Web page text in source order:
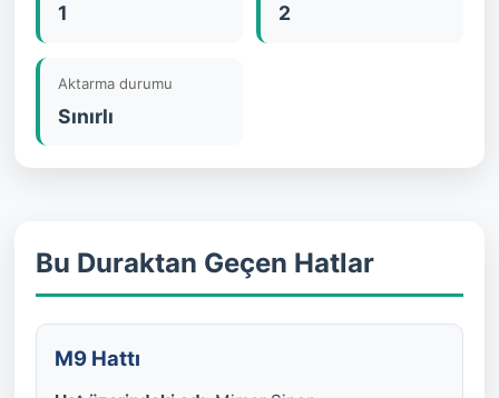
1 2
Aktarma durumu
Sınırlı
Bu Duraktan Geçen Hatlar
M9 Hattı